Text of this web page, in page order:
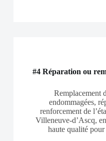
#4 Réparation ou
Remplacement
endommagées,
renforcement de
Villeneuve-d’Ascq,
haute qualité